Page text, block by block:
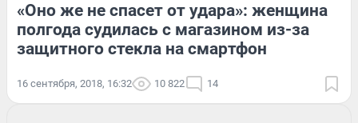
«Оно же не спасет от удара»: женщина
полгода судилась с магазином из-за
защитного стекла на смартфон
16 сентября, 2018, 16:32 10 822 14